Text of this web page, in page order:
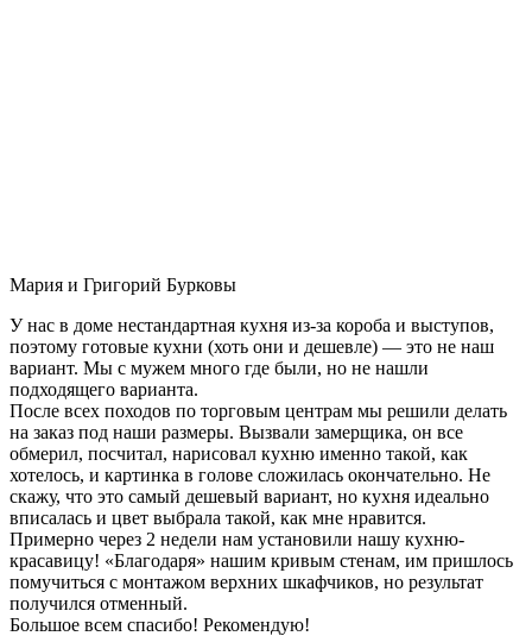
Мария и Григорий Бурковы
У нас в доме нестандартная кухня из-за короба и выступов,
поэтому готовые кухни (хоть они и дешевле) — это не наш
вариант. Мы с мужем много где были, но не нашли
подходящего варианта.
После всех походов по торговым центрам мы решили делать
на заказ под наши размеры. Вызвали замерщика, он все
обмерил, посчитал, нарисовал кухню именно такой, как
хотелось, и картинка в голове сложилась окончательно. Не
скажу, что это самый дешевый вариант, но кухня идеально
вписалась и цвет выбрала такой, как мне нравится.
Примерно через 2 недели нам установили нашу кухню-
красавицу! «Благодаря» нашим кривым стенам, им пришлось
помучиться с монтажом верхних шкафчиков, но результат
получился отменный.
Большое всем спасибо! Рекомендую!